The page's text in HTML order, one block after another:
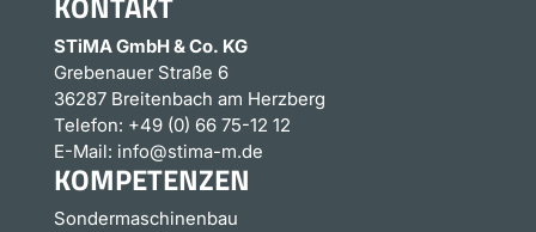
STiMA GmbH & Co. KG
Grebenauer Straße 6
36287 Breitenbach am Herzberg
Telefon: +49 (0) 66 75-12 12
E-Mail: info@stima-m.de
KOMPETENZEN
Sondermaschinenbau